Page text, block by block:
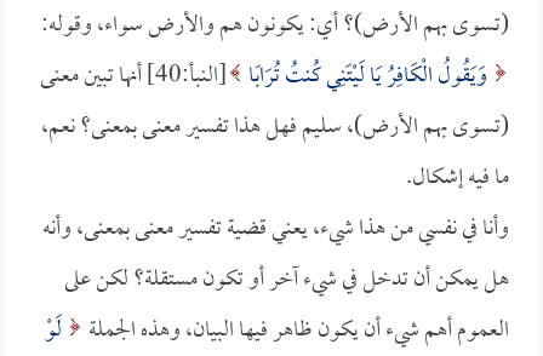
(تسوى بهم الأرض)؟ أي: يكونون هم والأرض سواء، وقوله:
وَيَقُولُ الْكَافِرُ يَا لَيْتَنِي كُنتُ تُرَابًا
[النبأ:40] أنها تبين معنى
(تسوى بهم الأرض)، سليم فهل هذا تفسير معنى بمعنى؟ نعم،
ما فيه إشكال.
وأنا في نفسي من هذا شيء، يعني قضية تفسير معنى بمعنى، وأنه
هل يمكن أن تدخل في شيء آخر أو تكون مستقلة؟ لكن على
العموم أهم شيء أن يكون ظاهر فيها البيان، وهذه الجملة لَوْ